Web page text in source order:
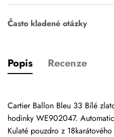
Často kladené otázky
Popis Recenze
Cartier Ballon Bleu 33 Bílé
hodinky WE902047.
Kulaté pouzdro z